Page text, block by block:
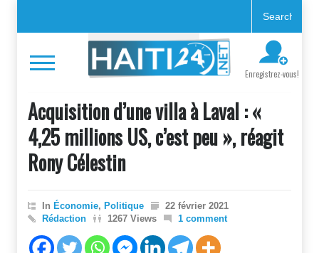
Enregistrez-vous!
Acquisition d’une villa à Laval : «
4,25 millions US, c’est peu », réagit
Rony Célestin
In Économie, Politique
22 février 2021
Rédaction
1267 Views 1 comment